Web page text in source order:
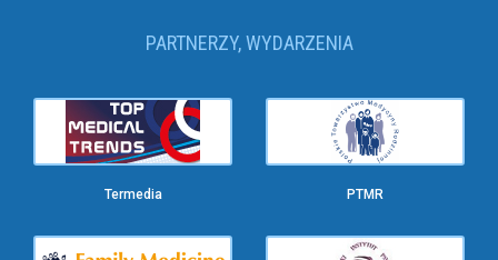
PARTNERZY, WYDARZENIA
Termedia PTMR